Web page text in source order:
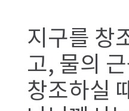
지구를 창
고, 물의
창조하실